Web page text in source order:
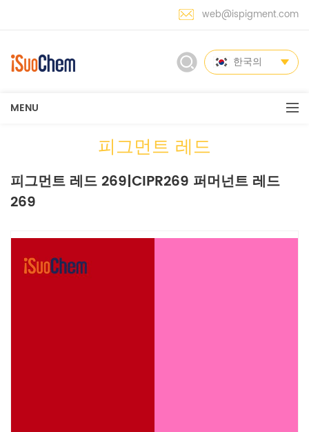
web@ispigment.com
한국의
MENU
피그먼트 레드
피그먼트 레드 269|CIPR269 퍼머넌트 레드
269